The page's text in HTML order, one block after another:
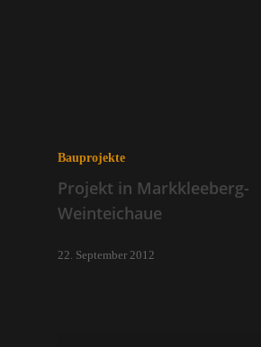
Bauprojekte
Projekt in Markkleeberg-
Weinteichaue
22. September 2012